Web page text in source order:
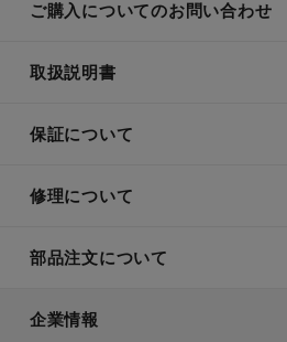
ご購入についてのお問い合わせ
取扱説明書
保証について
修理について
部品注文について
企業情報